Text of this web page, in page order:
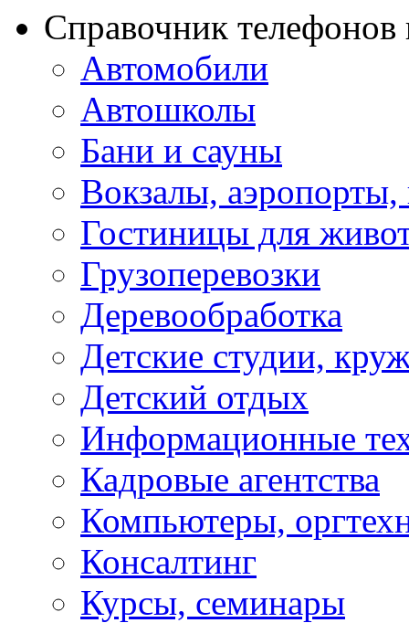
Справочник
Автомобили
Автошколы
Бани и сауны
Вокзалы,
Гостиницы для
Грузоперевозки
Деревообработка
Детские студии,
Детский отдых
Информационные
Кадровые агентства
Компьютеры,
Консалтинг
Курсы, семинары